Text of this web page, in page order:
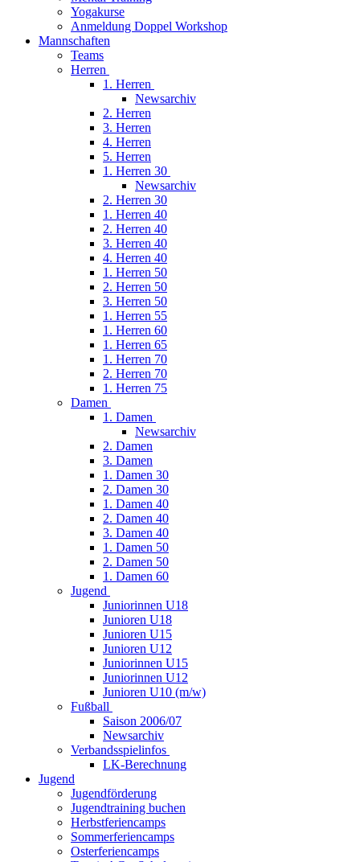
Yogakurse
Anmeldung Doppel Workshop
Mannschaften
Teams
Herren
1. Herren
Newsarchiv
2. Herren
3. Herren
4. Herren
5. Herren
1. Herren 30
Newsarchiv
2. Herren 30
1. Herren 40
2. Herren 40
3. Herren 40
4. Herren 40
1. Herren 50
2. Herren 50
3. Herren 50
1. Herren 55
1. Herren 60
1. Herren 65
1. Herren 70
2. Herren 70
1. Herren 75
Damen
1. Damen
Newsarchiv
2. Damen
3. Damen
1. Damen 30
2. Damen 30
1. Damen 40
2. Damen 40
3. Damen 40
1. Damen 50
2. Damen 50
1. Damen 60
Jugend
Juniorinnen U18
Junioren U18
Junioren U15
Junioren U12
Juniorinnen U15
Juniorinnen U12
Junioren U10 (m/w)
Fußball
Saison 2006/07
Newsarchiv
Verbandsspielinfos
LK-Berechnung
Jugend
Jugendförderung
Jugendtraining buchen
Herbstferiencamps
Sommerferiencamps
Osterferiencamps